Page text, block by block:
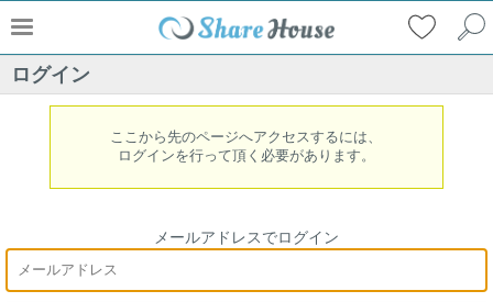
ログイン
ここから先のページへアクセスするには、
ログインを行って頂く必要があります。
メールアドレスでログイン